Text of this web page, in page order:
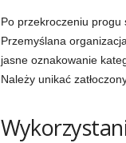
Po przekroczeniu progu
Przemyślana
jasne oznakowanie
Należy unikać